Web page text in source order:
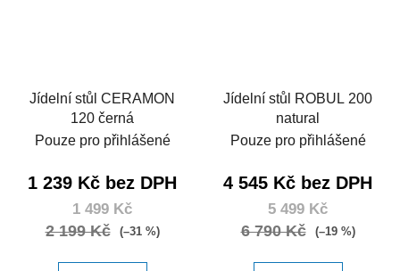
Jídelní stůl CERAMON
120 černá
Pouze pro přihlášené
1 239 Kč bez DPH
1 499 Kč
2 199 Kč (–31 %)
Jídelní stůl ROBUL 200
natural
Pouze pro přihlášené
4 545 Kč bez DPH
5 499 Kč
6 790 Kč (–19 %)